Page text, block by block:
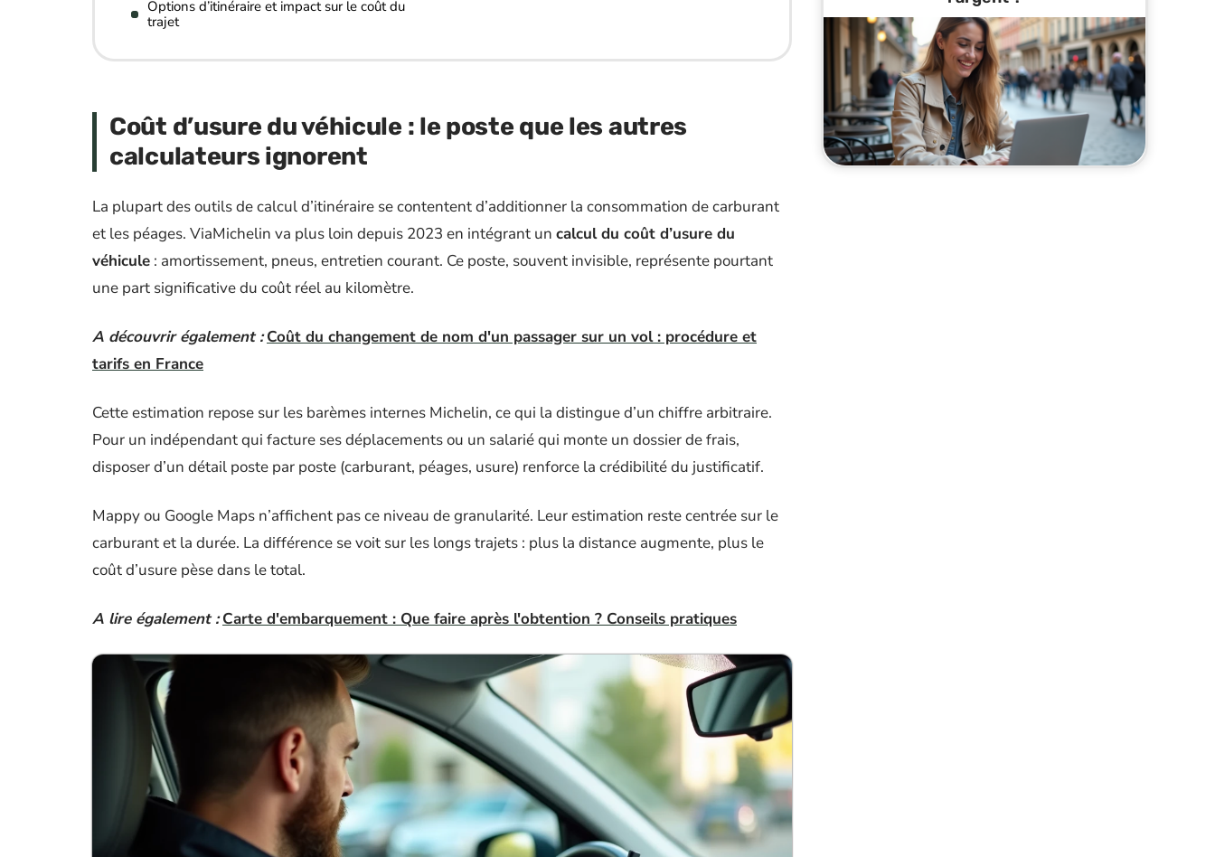
Options d’itinéraire et impact sur le coût du
trajet
Coût d’usure du véhicule : le poste que les autres
calculateurs ignorent
La plupart des outils de calcul d’itinéraire se contentent d’additionner la consommation de carburant
et les péages. ViaMichelin va plus loin depuis 2023 en intégrant un calcul du coût d’usure du
véhicule : amortissement, pneus, entretien courant. Ce poste, souvent invisible, représente pourtant
une part significative du coût réel au kilomètre.
A découvrir également : Coût du changement de nom d'un passager sur un vol : procédure et
tarifs en France
Cette estimation repose sur les barèmes internes Michelin, ce qui la distingue d’un chiffre arbitraire.
Pour un indépendant qui facture ses déplacements ou un salarié qui monte un dossier de frais,
disposer d’un détail poste par poste (carburant, péages, usure) renforce la crédibilité du justificatif.
Mappy ou Google Maps n’affichent pas ce niveau de granularité. Leur estimation reste centrée sur le
carburant et la durée. La différence se voit sur les longs trajets : plus la distance augmente, plus le
coût d’usure pèse dans le total.
A lire également : Carte d'embarquement : Que faire après l'obtention ? Conseils pratiques